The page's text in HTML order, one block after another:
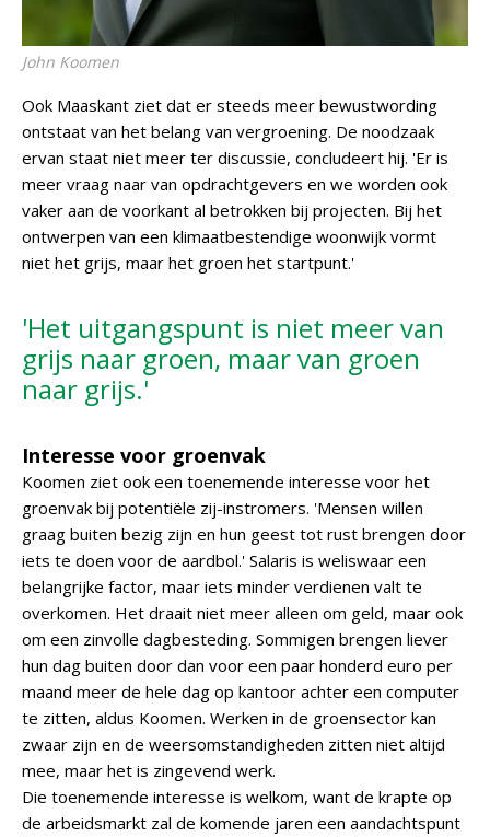
John Koomen
Ook Maaskant ziet dat er steeds meer bewustwording
ontstaat van het belang van vergroening. De noodzaak
ervan staat niet meer ter discussie, concludeert hij. 'Er is
meer vraag naar van opdrachtgevers en we worden ook
vaker aan de voorkant al betrokken bij projecten. Bij het
ontwerpen van een klimaatbestendige woonwijk vormt
niet het grijs, maar het groen het startpunt.'
'Het uitgangspunt is niet meer van
grijs naar groen, maar van groen
naar grijs.'
Interesse voor groenvak
Koomen ziet ook een toenemende interesse voor het
groenvak bij potentiële zij-instromers. 'Mensen willen
graag buiten bezig zijn en hun geest tot rust brengen door
iets te doen voor de aardbol.' Salaris is weliswaar een
belangrijke factor, maar iets minder verdienen valt te
overkomen. Het draait niet meer alleen om geld, maar ook
om een zinvolle dagbesteding. Sommigen brengen liever
hun dag buiten door dan voor een paar honderd euro per
maand meer de hele dag op kantoor achter een computer
te zitten, aldus Koomen. Werken in de groensector kan
zwaar zijn en de weersomstandigheden zitten niet altijd
mee, maar het is zingevend werk.
Die toenemende interesse is welkom, want de krapte op
de arbeidsmarkt zal de komende jaren een aandachtspunt